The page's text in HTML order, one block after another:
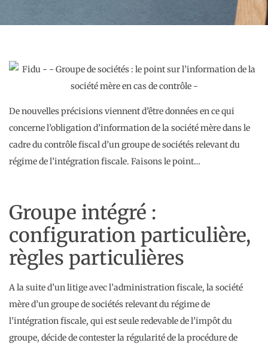
De nouvelles précisions viennent d’être données en ce qui
concerne l’obligation d’information de la société mère dans le
cadre du contrôle fiscal d’un groupe de sociétés relevant du
régime de l’intégration fiscale. Faisons le point…
Groupe intégré :
configuration particulière,
règles particulières
A la suite d’un litige avec l’administration fiscale, la société
mère d’un groupe de sociétés relevant du régime de
l’intégration fiscale, qui est seule redevable de l’impôt du
groupe, décide de contester la régularité de la procédure de